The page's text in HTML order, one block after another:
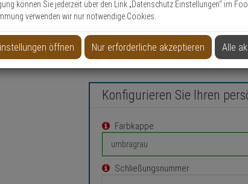
Konfigurieren Sie Ihren
Farbkappe
Schließungsnummer
können Sie jederzeit über den Link „Datenschutz Einstellungen“ im
verwenden wir nur notwendige Cookies.
öffnen Nur erforderliche akzeptieren Alle